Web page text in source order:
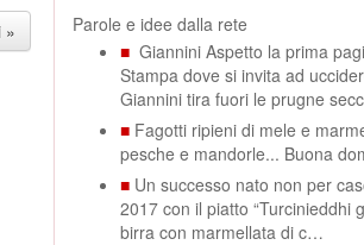
»
Parole e idee dalla rete
■ Giannini Aspetto la prima
Stampa dove si invita ad
Giannini tira fuori le prugne
■ Fagotti ripieni di mele e
pesche e mandorle... Buona
■ Un successo nato non per
2017 con il piatto “Turcinieddhi
birra con marmellata di c…